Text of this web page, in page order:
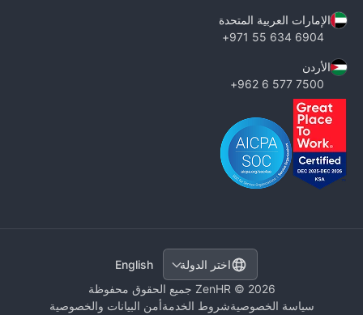
الإمارات العربية المتحدة
6904 634 55 971+
الأردن
7500 577 6 962+
اختر الدولة
English
ZenHR © 2026 جميع الحقوق محفوظة
سياسة الخصوصيةشروط الخدمةأمن البيانات والخصوصية